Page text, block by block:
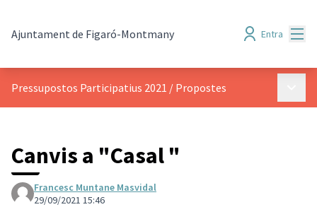
Ajuntament de Figaró-Montmany Entra
Pressupostos Participatius 2021 / Propostes
Canvis a "Casal "
Francesc Muntane Masvidal
29/09/2021 15:46